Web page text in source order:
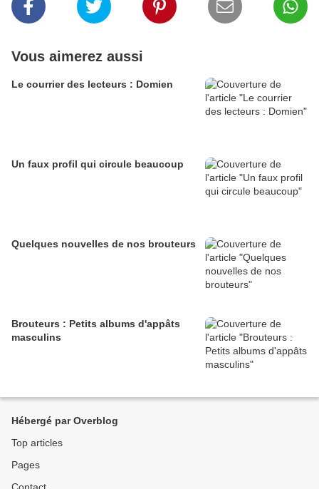
Vous aimerez aussi
Le courrier des lecteurs : Domien
Un faux profil qui circule beaucoup
Quelques nouvelles de nos brouteurs
Brouteurs : Petits albums d'appâts
masculins
Hébergé par Overblog
Top articles
Pages